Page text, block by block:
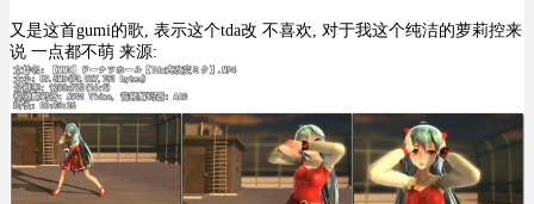
又是这首gumi的歌, 表示这个tda改 不喜欢, 对于我这个纯洁的萝莉控来
说 一点都不萌 来源: